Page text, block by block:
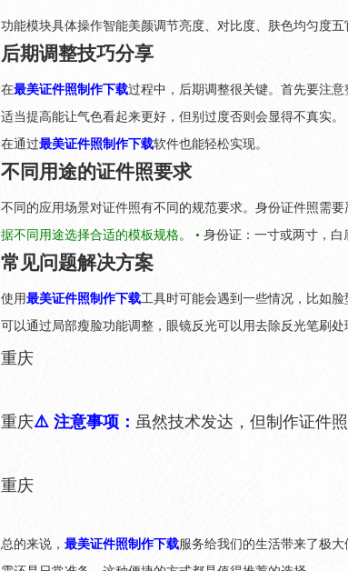
功能模块具体操作智能美颜调节亮度、对比度、肤色均匀度
后期调整技巧分享
在最美证件照制作下载过程中，后期调整很关键。首先要注
适当提高能让气色看起来更好，但别过度否则会显得不真实
在通过最美证件照制作下载软件也能轻松实现。
不同用途的证件照要求
不同的应用场景对证件照有不同的规范要求。身份证件照需
据不同用途选择合适的模板规格。 • 身份证：一寸或两寸，白
常见问题解决方案
使用最美证件照制作下载工具时可能会遇到一些情况，比如
可以通过局部瘦脸功能调整，眼镜反光可以用去除反光笔刷处
重庆
重庆⚠️ 注意事项： 虽然技术发达，但制作证件
重庆
总的来说， 最美证件照制作下载服务给我们的生活带来了极